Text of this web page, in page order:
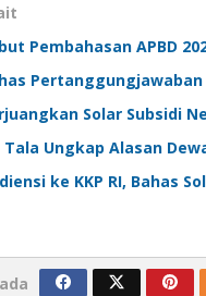
Pembahasan APBD
Pertanggungjawaban
Solar Subsidi
Tala Ungkap Alasan
ke KKP RI, Bahas